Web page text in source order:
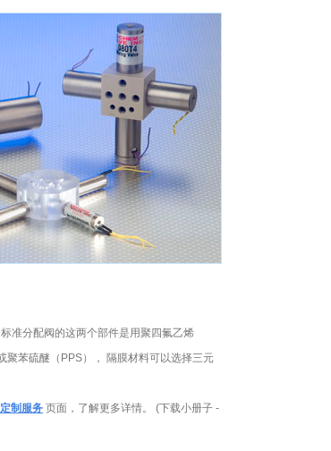
准分配阀的这两个部件是用聚四氟乙烯
聚苯硫醚（PPS）， 隔膜材料可以选择三元
定制服务 页面，了解更多详情。 (下载小册子 -